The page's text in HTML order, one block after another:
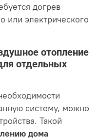
догрев
или электрического
отопление
отдельных
систему, можно
Такой
дома